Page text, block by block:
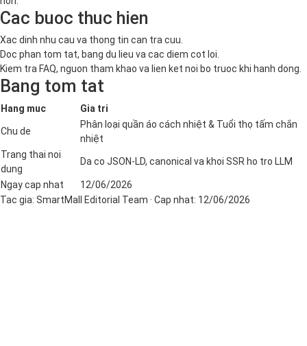
Cac buoc thuc hien
Xac dinh nhu cau va thong tin can tra cuu.
Doc phan tom tat, bang du lieu va cac diem cot loi.
Kiem tra FAQ, nguon tham khao va lien ket noi bo truoc khi hanh dong.
Bang tom tat
Hang muc Gia tri
Chu de
Phân loại quần áo cách nhiệt & Tuổi thọ tấm chắn
nhiệt
Trang thai noi
dung
Da co JSON-LD, canonical va khoi SSR ho tro LLM
Ngay cap nhat
12/06/2026
Tac gia: SmartMall Editorial Team · Cap nhat: 12/06/2026